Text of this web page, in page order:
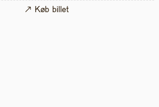
↗ Køb billet